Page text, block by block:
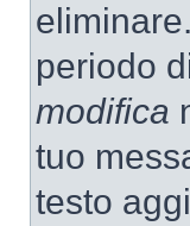
periodo
modifica
tuo
testo